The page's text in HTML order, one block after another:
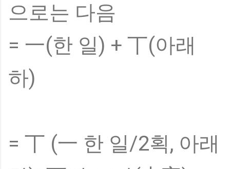
으로는 다음
= 一(한 일) + 丅(아래
하)
= 丅 (一 한 일/2획, 아래